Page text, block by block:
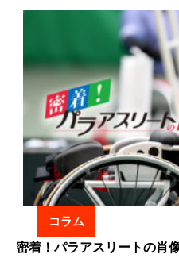
コラム
密着！パラアスリートの肖